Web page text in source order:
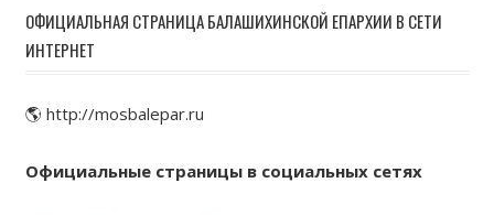
ОФИЦИАЛЬНАЯ СТРАНИЦА БАЛАШИХИНСКОЙ ЕПАРХИИ В СЕТИ
ИНТЕРНЕТ
🌎 http://mosbalepar.ru
Официальные страницы в социальных сетях